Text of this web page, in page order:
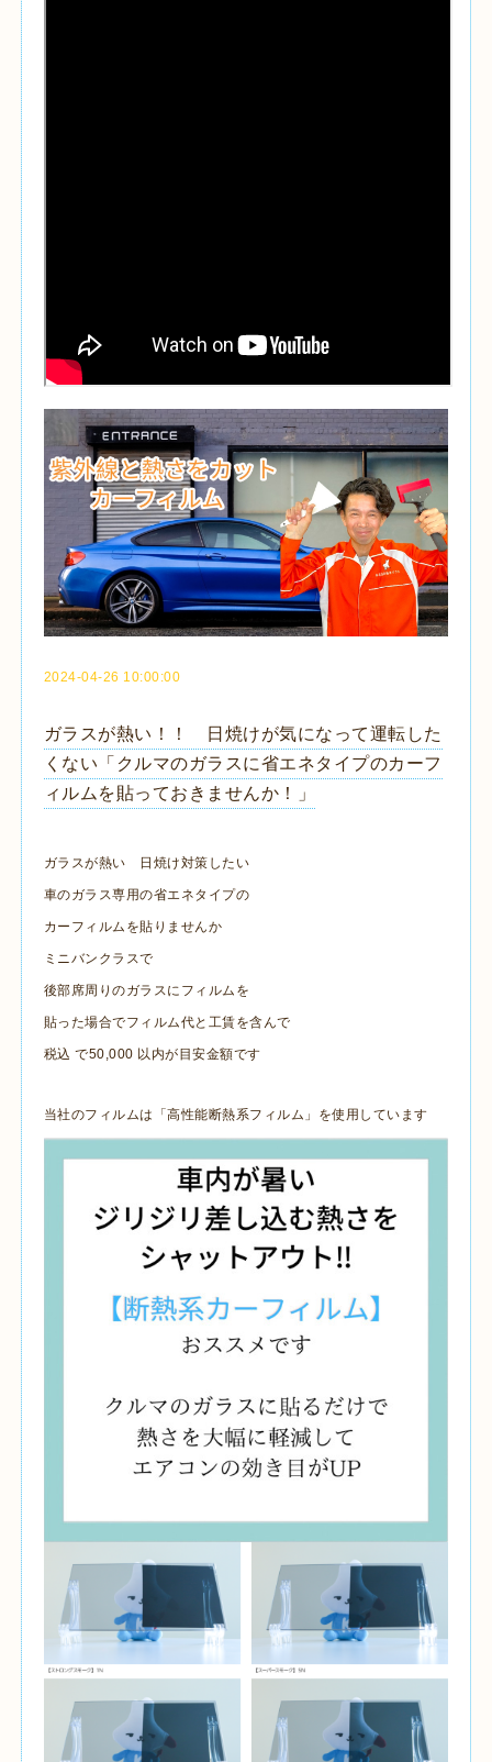
2024-04-26 10:00:00
ガラスが熱い！！ 日焼けが気になって運転した
くない「クルマのガラスに省エネタイプのカーフ
ィルムを貼っておきませんか！」
ガラスが熱い 日焼け対策したい
車のガラス専用の省エネタイプの
カーフィルムを貼りませんか
ミニバンクラスで
後部席周りのガラスにフィルムを
貼った場合でフィルム代と工賃を含んで
税込 で50,000 以内が目安金額です
当社のフィルムは「高性能断熱系フィルム」を使用しています